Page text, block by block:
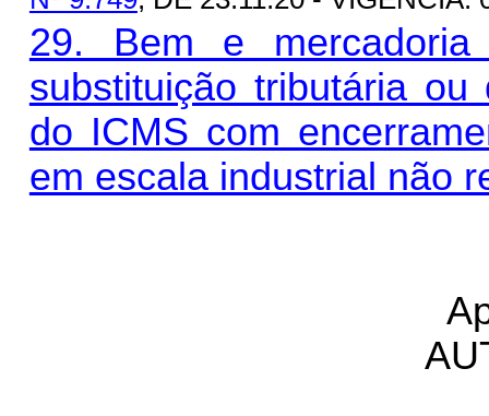
29. Bem e
substituição tributária
do ICMS com
em escala industrial não